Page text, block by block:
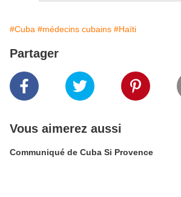
#Cuba #médecins cubains #Haïti
Partager
Vous aimerez aussi
Communiqué de Cuba Si Provence